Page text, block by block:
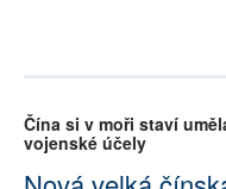
Čína si v moři staví
vojenské účely